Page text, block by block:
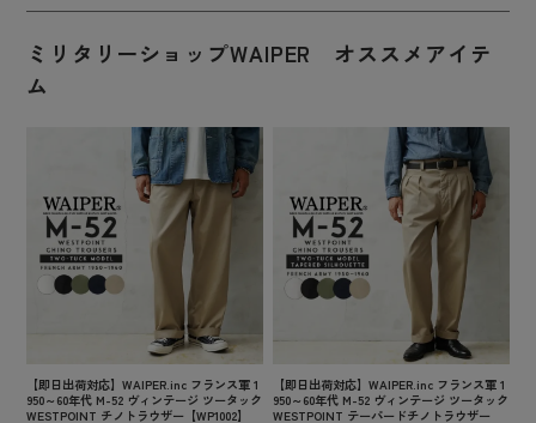
ミリタリーショップWAIPER オススメアイテ
ム
【即日出荷対応】WAIPER.inc フランス軍 1
950～60年代 M-52 ヴィンテージ ツータック
WESTPOINT チノトラウザー【WP1002】
【即日出荷対応】WAIPER.inc フランス軍 1
950～60年代 M-52 ヴィンテージ ツータック
WESTPOINT テーパードチノトラウザー